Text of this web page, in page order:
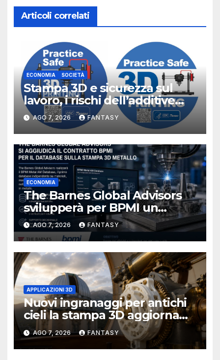
Articoli correlati
ECONOMIA SOCIETÀ
Stampa 3D e sicurezza sul
lavoro, i rischi dell’additive
manufacturing secondo
NIOSH
AGO 7, 2026 FANTASY
ECONOMIA
The Barnes Global Advisors
svilupperà per BPMI un
database per la stampa 3D
metallica destinata alla filiera
navale statunitense
AGO 7, 2026 FANTASY
APPLICAZIONI 3D
Nuovi ingranaggi per antichi
cieli la stampa 3D aggiorna
un osservatorio del 1930 della
University of Arkansas at
Little Rock
AGO 7, 2026 FANTASY